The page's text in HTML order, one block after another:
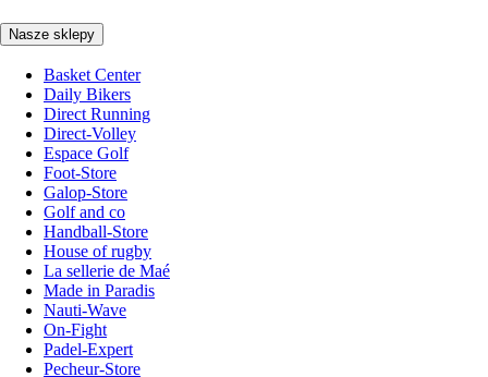
Nasze sklepy
Basket Center
Daily Bikers
Direct Running
Direct-Volley
Espace Golf
Foot-Store
Galop-Store
Golf and co
Handball-Store
House of rugby
La sellerie de Maé
Made in Paradis
Nauti-Wave
On-Fight
Padel-Expert
Pecheur-Store